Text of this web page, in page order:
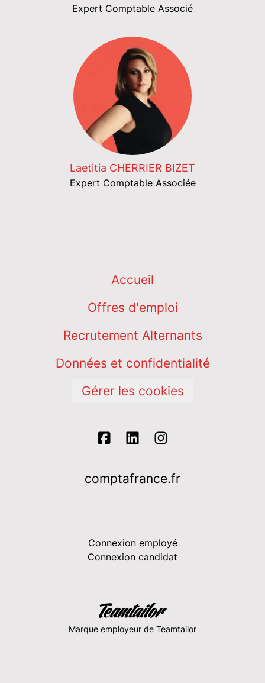
Expert Comptable Associé
Laetitia CHERRIER BIZET
Expert Comptable Associée
Accueil
Offres d'emploi
Recrutement Alternants
Données et confidentialité
Gérer les cookies
comptafrance.fr
Connexion employé
Connexion candidat
Marque employeur de Teamtailor